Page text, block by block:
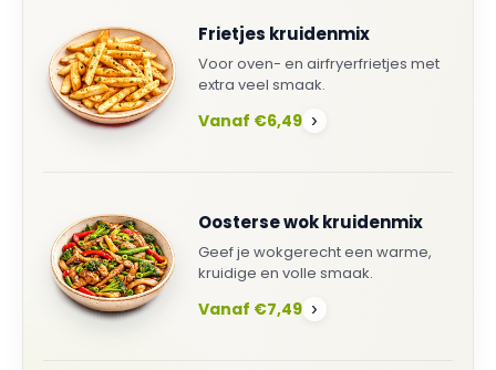
Frietjes kruidenmix
Voor oven- en airfryerfrietjes met
extra veel smaak.
Vanaf €6,49 ›
Oosterse wok kruidenmix
Geef je wokgerecht een warme,
kruidige en volle smaak.
Vanaf €7,49 ›